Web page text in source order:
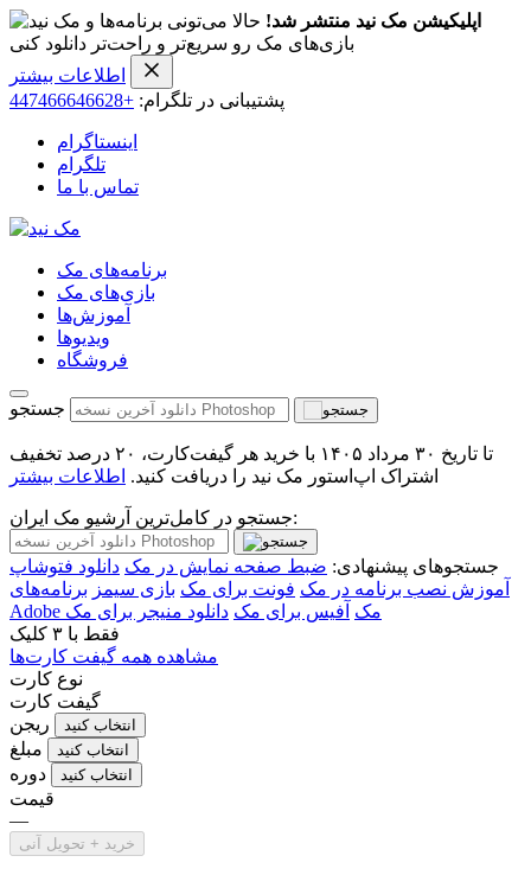
اپلیکیشن مک نید منتشر شد! حالا می‌تونی برنامه‌ها و
بازی‌های مک رو سریع‌تر و راحت‌تر دانلود کنی
اطلاعات بیشتر
پشتیبانی در تلگرام: +447466646628
اینستاگرام
تلگرام
تماس با ما
برنامه‌های مک
بازی‌های مک
آموزش‌ها
ویدیو‌ها
فروشگاه
جستجو
تا تاریخ ۳۰ مرداد ۱۴۰۵ با خرید هر گیفت‌کارت، ۲۰ درصد تخفیف
اشتراک اپ‌استور مک نید را دریافت کنید. اطلاعات بیشتر
جستجو در کامل‌ترین آرشیو مک ایران:
جستجوهای پیشنهادی: ضبط صفحه نمایش در مک دانلود فتوشاپ
آموزش نصب برنامه در مک فونت برای مک بازی سیمز برنامه‌های
Adobe مک آفیس برای مک دانلود منیجر برای مک
فقط با ۳ کلیک
مشاهده همه گیفت کارت‌ها
نوع کارت
گیفت کارت
ریجن
انتخاب کنید
مبلغ انتخاب کنید
دوره انتخاب کنید
قیمت
—
خرید + تحویل آنی